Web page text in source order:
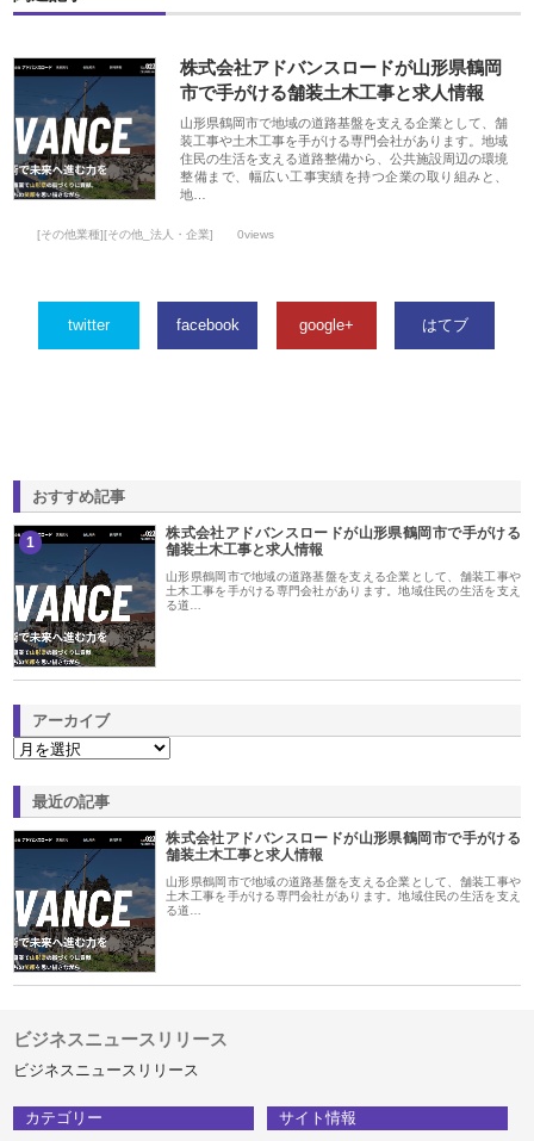
株式会社アドバンスロードが山形県鶴岡
市で手がける舗装土木工事と求人情報
山形県鶴岡市で地域の道路基盤を支える企業として、舗
装工事や土木工事を手がける専門会社があります。地域
住民の生活を支える道路整備から、公共施設周辺の環境
整備まで、幅広い工事実績を持つ企業の取り組みと、
地…
[その他業種][その他_法人・企業] 0views
twitter facebook google+ はてブ
おすすめ記事
1
株式会社アドバンスロードが山形県鶴岡市で手がける
舗装土木工事と求人情報
山形県鶴岡市で地域の道路基盤を支える企業として、舗装工事や
土木工事を手がける専門会社があります。地域住民の生活を支え
る道…
アーカイブ
最近の記事
株式会社アドバンスロードが山形県鶴岡市で手がける
舗装土木工事と求人情報
山形県鶴岡市で地域の道路基盤を支える企業として、舗装工事や
土木工事を手がける専門会社があります。地域住民の生活を支え
る道…
ビジネスニュースリリース
ビジネスニュースリリース
カテゴリー サイト情報